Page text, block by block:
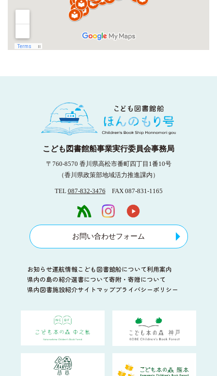
こども図書館船事業実行委員会事務局
〒760-8570 香川県高松市番町四丁目1番10号
（香川県政策部地域活力推進課内）
TEL 087-832-3476 FAX 087-831-1165
お問い合わせフォーム
お知らせ運航情報こども図書館船について利用案内
県内の島の紹介選書について寄附・寄贈について
県内図書施設紹介サイトマッププライバシーポリシー